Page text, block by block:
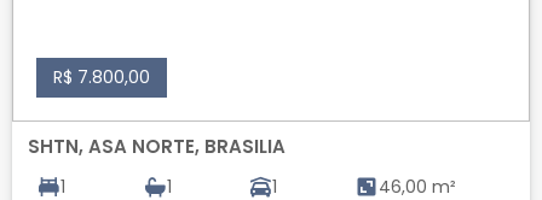
R$ 7.800,00
SHTN, ASA NORTE, BRASILIA
1 1 1 46,00 m²